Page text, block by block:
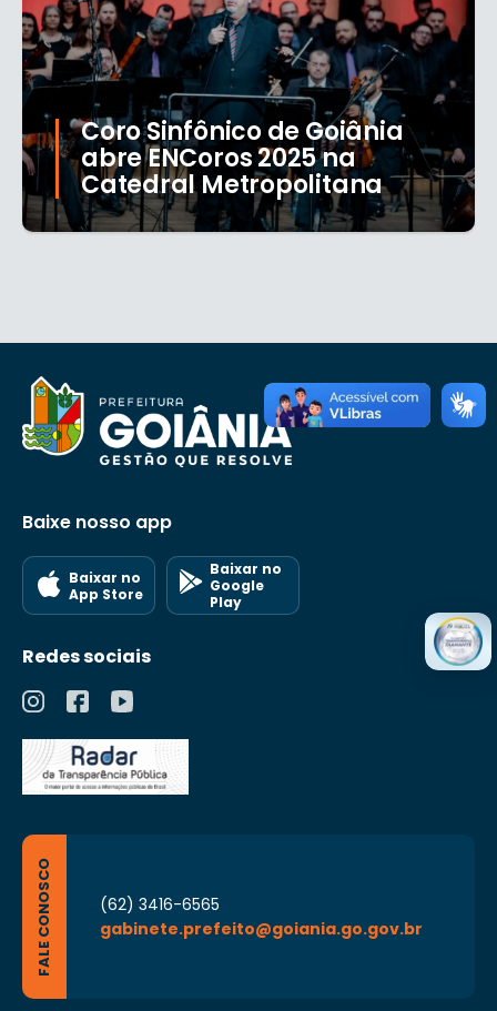
Coro Sinfônico de Goiânia
abre ENCoros 2025 na
Catedral Metropolitana
Baixe nosso app
Baixar no
App Store
Baixar no
Google
Play
Redes sociais
FALE CONOSCO
(62) 3416-6565
gabinete.prefeito@goiania.go.gov.br